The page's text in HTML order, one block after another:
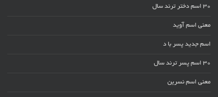
30 اسم دختر ترند سال
معنی اسم آوید
اسم جدید پسر با د
30 اسم پسر ترند سال
معنی اسم نسرین